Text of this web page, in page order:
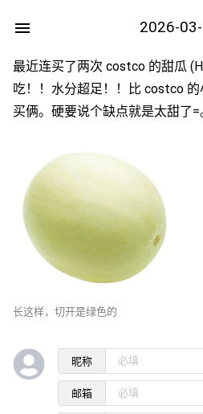
2026-
最近连买了两次 costco 的甜瓜
吃！！水分超足！！比 costco
买俩。硬要说个缺点就是太甜了=
长这样，切开是绿色的
昵称
邮箱